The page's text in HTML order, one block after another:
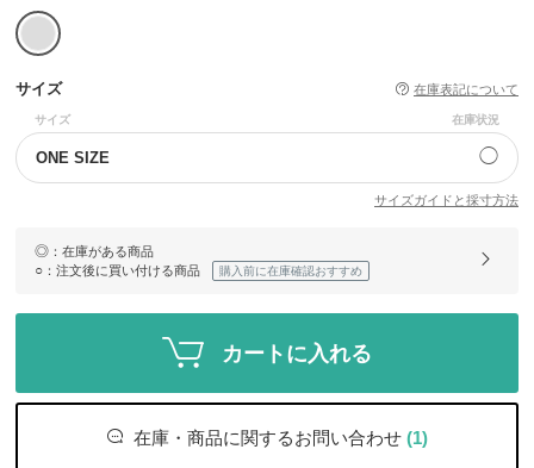
サイズ 在庫表記について
サイズ 在庫状況
ONE SIZE ◯
サイズガイドと採寸方法
◎ ：在庫がある商品
○ ：注文後に買い付ける商品 購入前に在庫確認おすすめ
カートに入れる
在庫・商品に関するお問い合わせ (1)